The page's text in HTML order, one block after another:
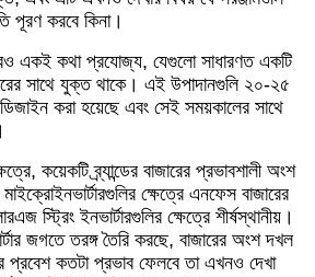
পূরণ করবে কিনা।
একই কথা প্রযোজ্য, যেগুলো সাধারণত একটি
সাথে যুক্ত থাকে। এই উপাদানগুলি ২০-২৫
করা হয়েছে এবং সেই সময়কালের সাথে
কয়েকটি ব্র্যান্ডের বাজারের প্রভাবশালী অংশ
ক্ষেত্রে এনফেস বাজারের
স্ট্রিং ইনভার্টারগুলির ক্ষেত্রে শীর্ষস্থানীয়।
জগতে তরঙ্গ তৈরি করছে, বাজারের অংশ দখল
প্রবেশ কতটা প্রভাব ফেলবে তা এখনও দেখা